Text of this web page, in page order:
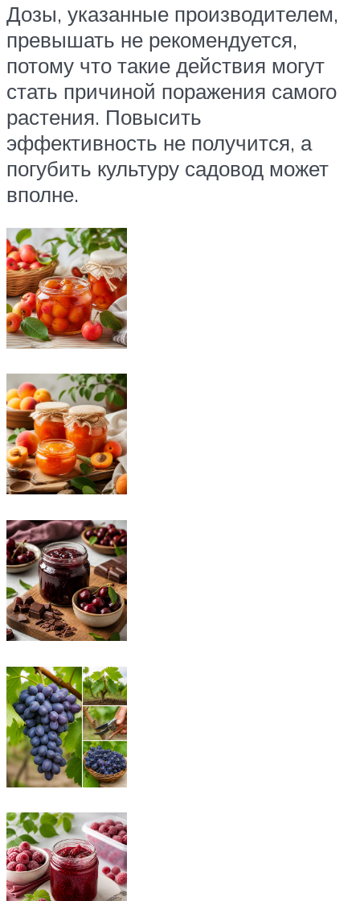
Дозы, указанные производителем,
превышать не рекомендуется,
потому что такие действия могут
стать причиной поражения самого
растения. Повысить
эффективность не получится, а
погубить культуру садовод может
вполне.